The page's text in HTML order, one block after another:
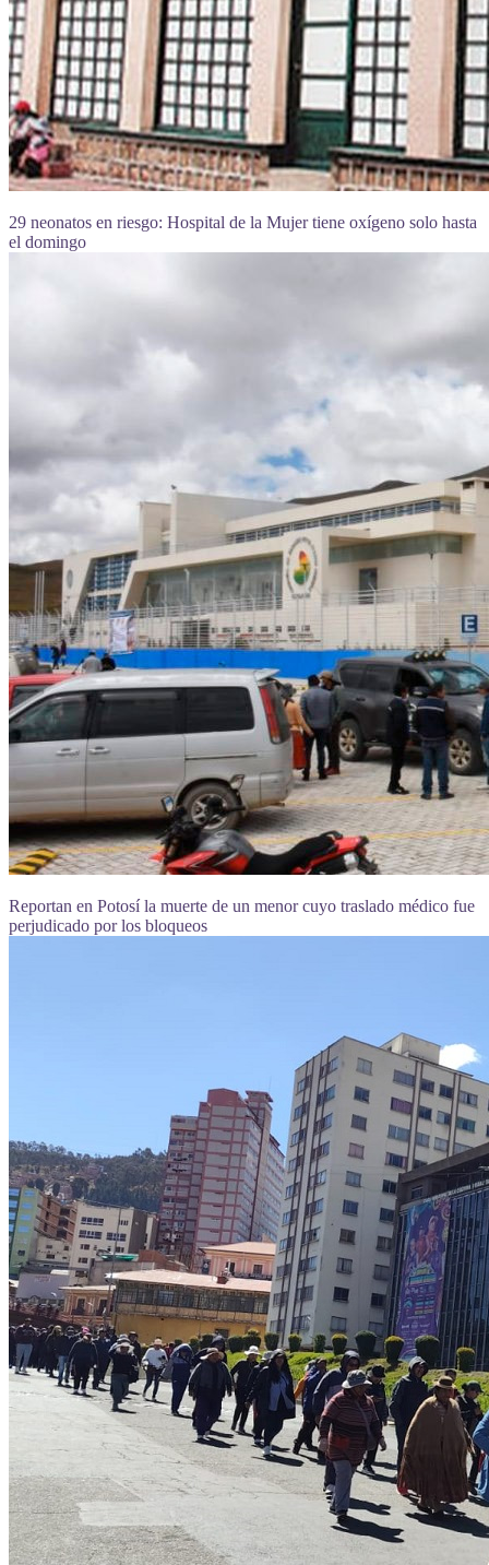
29 neonatos en riesgo: Hospital de la Mujer tiene oxígeno solo hasta
el domingo
Reportan en Potosí la muerte de un menor cuyo traslado médico fue
perjudicado por los bloqueos